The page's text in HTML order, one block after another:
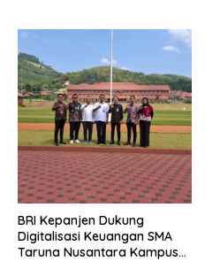
BRI Kepanjen Dukung
Digitalisasi Keuangan SMA
Taruna Nusantara Kampus